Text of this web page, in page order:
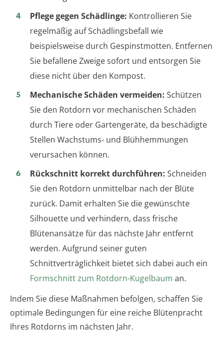
Pflege gegen Schädlinge: Kontrollieren Sie
regelmäßig auf Schädlingsbefall wie
beispielsweise durch Gespinstmotten. Entfernen
Sie befallene Zweige sofort und entsorgen Sie
diese nicht über den Kompost.
Mechanische Schäden vermeiden: Schützen
Sie den Rotdorn vor mechanischen Schäden
durch Tiere oder Gartengeräte, da beschädigte
Stellen Wachstums- und Blühhemmungen
verursachen können.
Rückschnitt korrekt durchführen: Schneiden
Sie den Rotdorn unmittelbar nach der Blüte
zurück. Damit erhalten Sie die gewünschte
Silhouette und verhindern, dass frische
Blütenansätze für das nächste Jahr entfernt
werden. Aufgrund seiner guten
Schnittverträglichkeit bietet sich dabei auch ein
Formschnitt zum Rotdorn-Kugelbaum an.
Indem Sie diese Maßnahmen befolgen, schaffen Sie
optimale Bedingungen für eine reiche Blütenpracht
Ihres Rotdorns im nächsten Jahr.